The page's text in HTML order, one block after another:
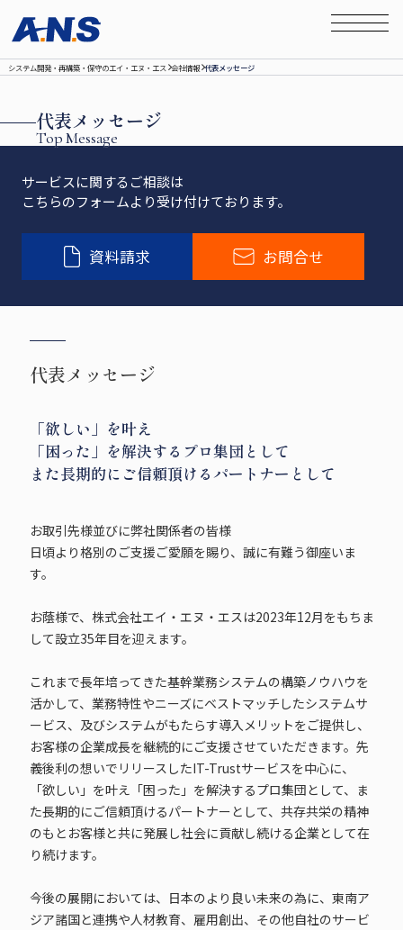
システム開発‧再構築‧保守のエイ‧エヌ‧エス 会社情報 代表メッセージ
Top Message
代表メッセージ
サービスに関するご相談は
こちらのフォームより受け付けております。
資料請求 お問合せ
代表メッセージ
「欲しい」を叶え
「困った」を解決するプロ集団として
また長期的にご信頼頂けるパートナーとして
お取引先様並びに弊社関係者の皆様
日頃より格別のご支援ご愛願を賜り、誠に有難う御座いま
す。
お蔭様で、株式会社エイ・エヌ・エスは2023年12月をもちま
して設立35年目を迎えます。
これまで長年培ってきた基幹業務システムの構築ノウハウを
活かして、業務特性やニーズにベストマッチしたシステムサ
ービス、及びシステムがもたらす導入メリットをご提供し、
お客様の企業成長を継続的にご支援させていただきます。先
義後利の想いでリリースしたIT-Trustサービスを中心に、
「欲しい」を叶え「困った」を解決するプロ集団として、ま
た長期的にご信頼頂けるパートナーとして、共存共栄の精神
のもとお客様と共に発展し社会に貢献し続ける企業として在
り続けます。
今後の展開においては、日本のより良い未来の為に、東南ア
ジア諸国と連携や人材教育、雇用創出、その他自社のサービ